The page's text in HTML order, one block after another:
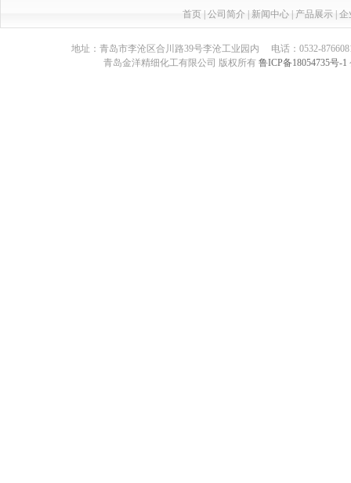
首页 公司简介 新闻中心 产品展示 企
地址：青岛市李沧区合川路39号李沧工业园内 电话：0532-
青岛金洋精细化工有限公司 版权所有 鲁ICP备18054735号-1